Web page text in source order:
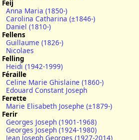
Feij
Anna Maria (1850-)
Carolina Catharina (±1846-)
Daniel (1810-)
Fellens
Guillaume (1826-)
Nicolaes
Felling
Heidi (1942-1999)
Féraille
Celine Marie Ghislaine (1860-)
Edouard Constant Joseph
Ferette
Marie Elisabeth Josephe (±1879-)
Ferir
Georges Joseph (1901-1968)
Georges Joseph (1924-1980)
Jean Joseph Georges (1927-2014)